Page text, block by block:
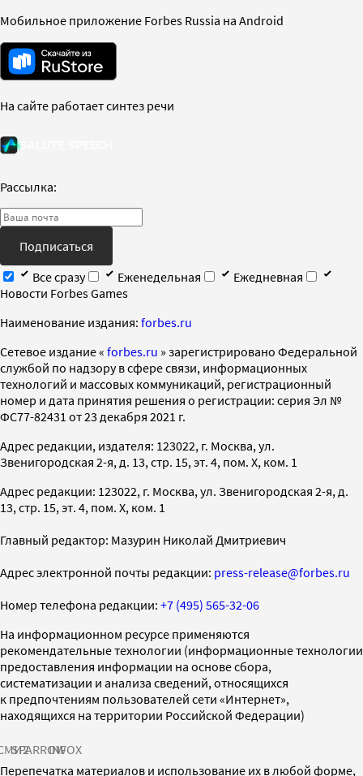
Мобильное приложение Forbes Russia на Android
На сайте работает синтез речи
Рассылка:
Подписаться
Все сразу
Еженедельная
Ежедневная
Новости Forbes Games
Наименование издания: forbes.ru
Cетевое издание « forbes.ru » зарегистрировано Федеральной
службой по надзору в сфере связи, информационных
технологий и массовых коммуникаций, регистрационный
номер и дата принятия решения о регистрации: серия Эл №
ФС77-82431 от 23 декабря 2021 г.
Адрес редакции, издателя: 123022, г. Москва, ул.
Звенигородская 2-я, д. 13, стр. 15, эт. 4, пом. X, ком. 1
Адрес редакции: 123022, г. Москва, ул. Звенигородская 2-я, д.
13, стр. 15, эт. 4, пом. X, ком. 1
Главный редактор: Мазурин Николай Дмитриевич
Адрес электронной почты редакции: press-release@forbes.ru
Номер телефона редакции: +7 (495) 565-32-06
На информационном ресурсе применяются
рекомендательные технологии (информационные технологии
предоставления информации на основе сбора,
систематизации и анализа сведений, относящихся
к предпочтениям пользователей сети «Интернет»,
находящихся на территории Российской Федерации)
SPARROWINFOX
Перепечатка материалов и использование их в любой форме,